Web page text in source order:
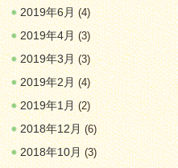
2019年6月(4)
2019年4月(3)
2019年3月(3)
2019年2月(4)
2019年1月(2)
2018年12月(6)
2018年10月(3)